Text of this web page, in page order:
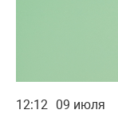
12:12 09 июля